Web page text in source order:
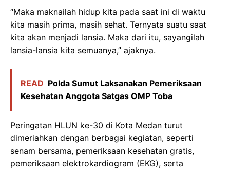
“Maka maknailah hidup kita pada saat ini di waktu
kita masih prima, masih sehat. Ternyata suatu saat
kita akan menjadi lansia. Maka dari itu, sayangilah
lansia-lansia kita semuanya,” ajaknya.
READ Polda Sumut Laksanakan Pemeriksaan
Kesehatan Anggota Satgas OMP Toba
Peringatan HLUN ke-30 di Kota Medan turut
dimeriahkan dengan berbagai kegiatan, seperti
senam bersama, pemeriksaan kesehatan gratis,
pemeriksaan elektrokardiogram (EKG), serta